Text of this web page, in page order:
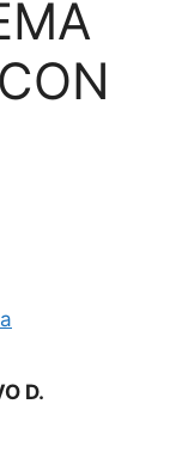
D.